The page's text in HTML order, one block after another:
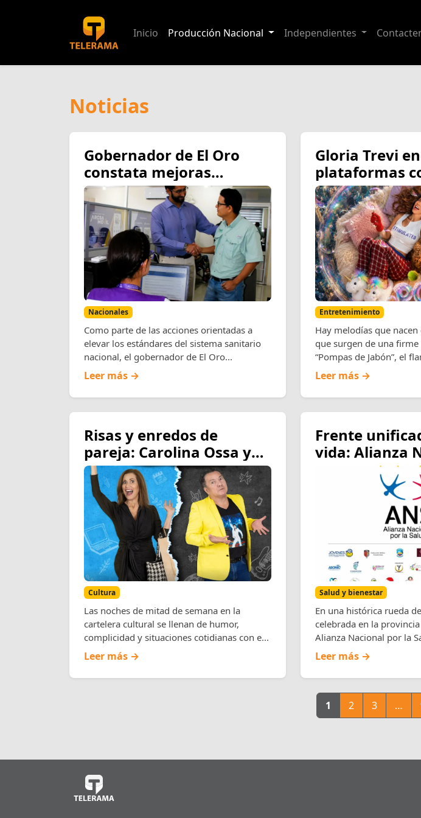
Inicio Producción Nacional Independientes
Noticias
Gobernador de El Oro
constata mejoras
operativas y de
infraestructura en la
oficina técnica de ARCSA
en Machala
Nacionales
Como parte de las acciones orientadas a
elevar los estándares del sistema sanitario
nacional, el gobernador de El Oro...
Leer más →
Gloria Trevi
plataformas
estreno de su
sencillo
Jabón”
Entretenimiento
Hay melodías que
que surgen de una
“Pompas de Jabón”, el
Leer más →
Risas y enredos de
pareja: Carolina Ossa y
Giovanni Dávila se toman
los miércoles de agosto
con la comedia “¿Quién
entiende a los hombres?”
en el Teatro Sánchez
Aguilar
Cultura
Las noches de mitad de semana en la
cartelera cultural se llenan de humor,
complicidad y situaciones cotidianas con e...
Leer más →
Frente
vida: Alianza
por la Salud y
médicos
Gobierno
salud como
Salud y bienestar
En una histórica rueda
celebrada en la
Alianza Nacional por la
Leer más →
1 2 3 …